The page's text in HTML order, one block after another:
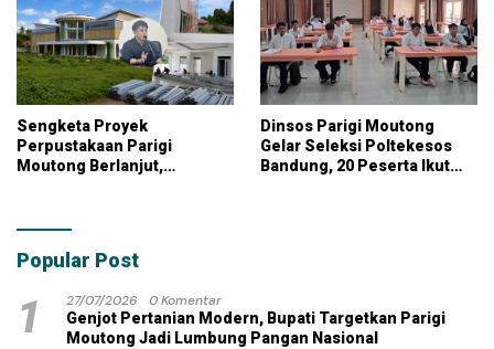
Sengketa Proyek
Perpustakaan Parigi
Moutong Berlanjut,
dengan Dana Pribadi
Dinsos Parigi Moutong
Gelar Seleksi Poltekesos
Bandung, 20 Peserta Ikut
Popular Post
1 27/07/2026
0 Komentar
Genjot Pertanian Modern, Bupati Targetkan Parigi
Moutong Jadi Lumbung Pangan Nasional